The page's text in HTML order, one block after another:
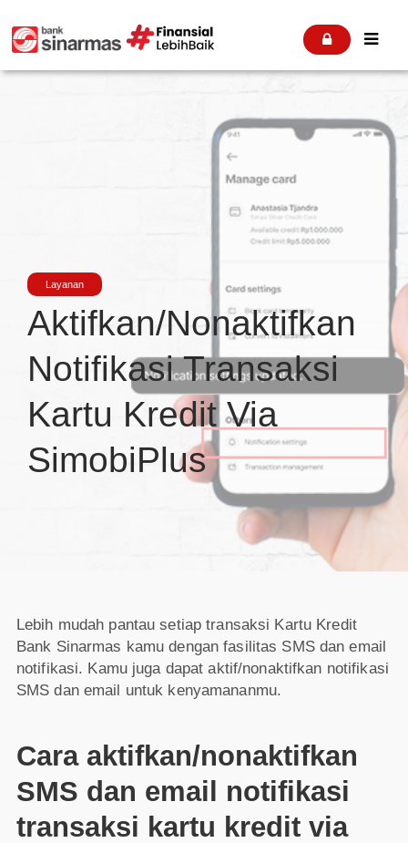
 
Layanan
Aktifkan/Nonaktifkan
Notifikasi Transaksi
Kartu Kredit Via
SimobiPlus
Lebih mudah pantau setiap transaksi Kartu Kredit
Bank Sinarmas kamu dengan fasilitas SMS dan email
notifikasi. Kamu juga dapat aktif/nonaktifkan notifikasi
SMS dan email untuk kenyamananmu.
Cara aktifkan/nonaktifkan
SMS dan email notifikasi
transaksi kartu kredit via